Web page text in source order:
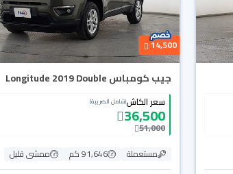
14,500
جيب كومباس Longitude 2019 Double
سعر الكاش(شامل الضريبة)
36,500
51,000
مستعملة
91,646 كم
ممشى قليل